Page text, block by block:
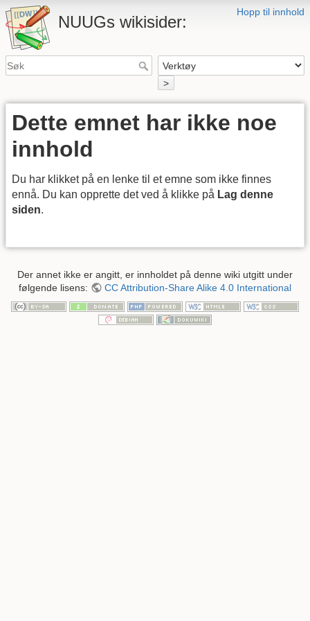
Hopp til innhold
NUUGs wikisider:
>
Dette emnet har ikke noe
innhold
Du har klikket på en lenke til et emne som ikke finnes
ennå. Du kan opprette det ved å klikke på Lag denne
siden.
Der annet ikke er angitt, er innholdet på denne wiki utgitt under
følgende lisens:
CC Attribution-Share Alike 4.0 International